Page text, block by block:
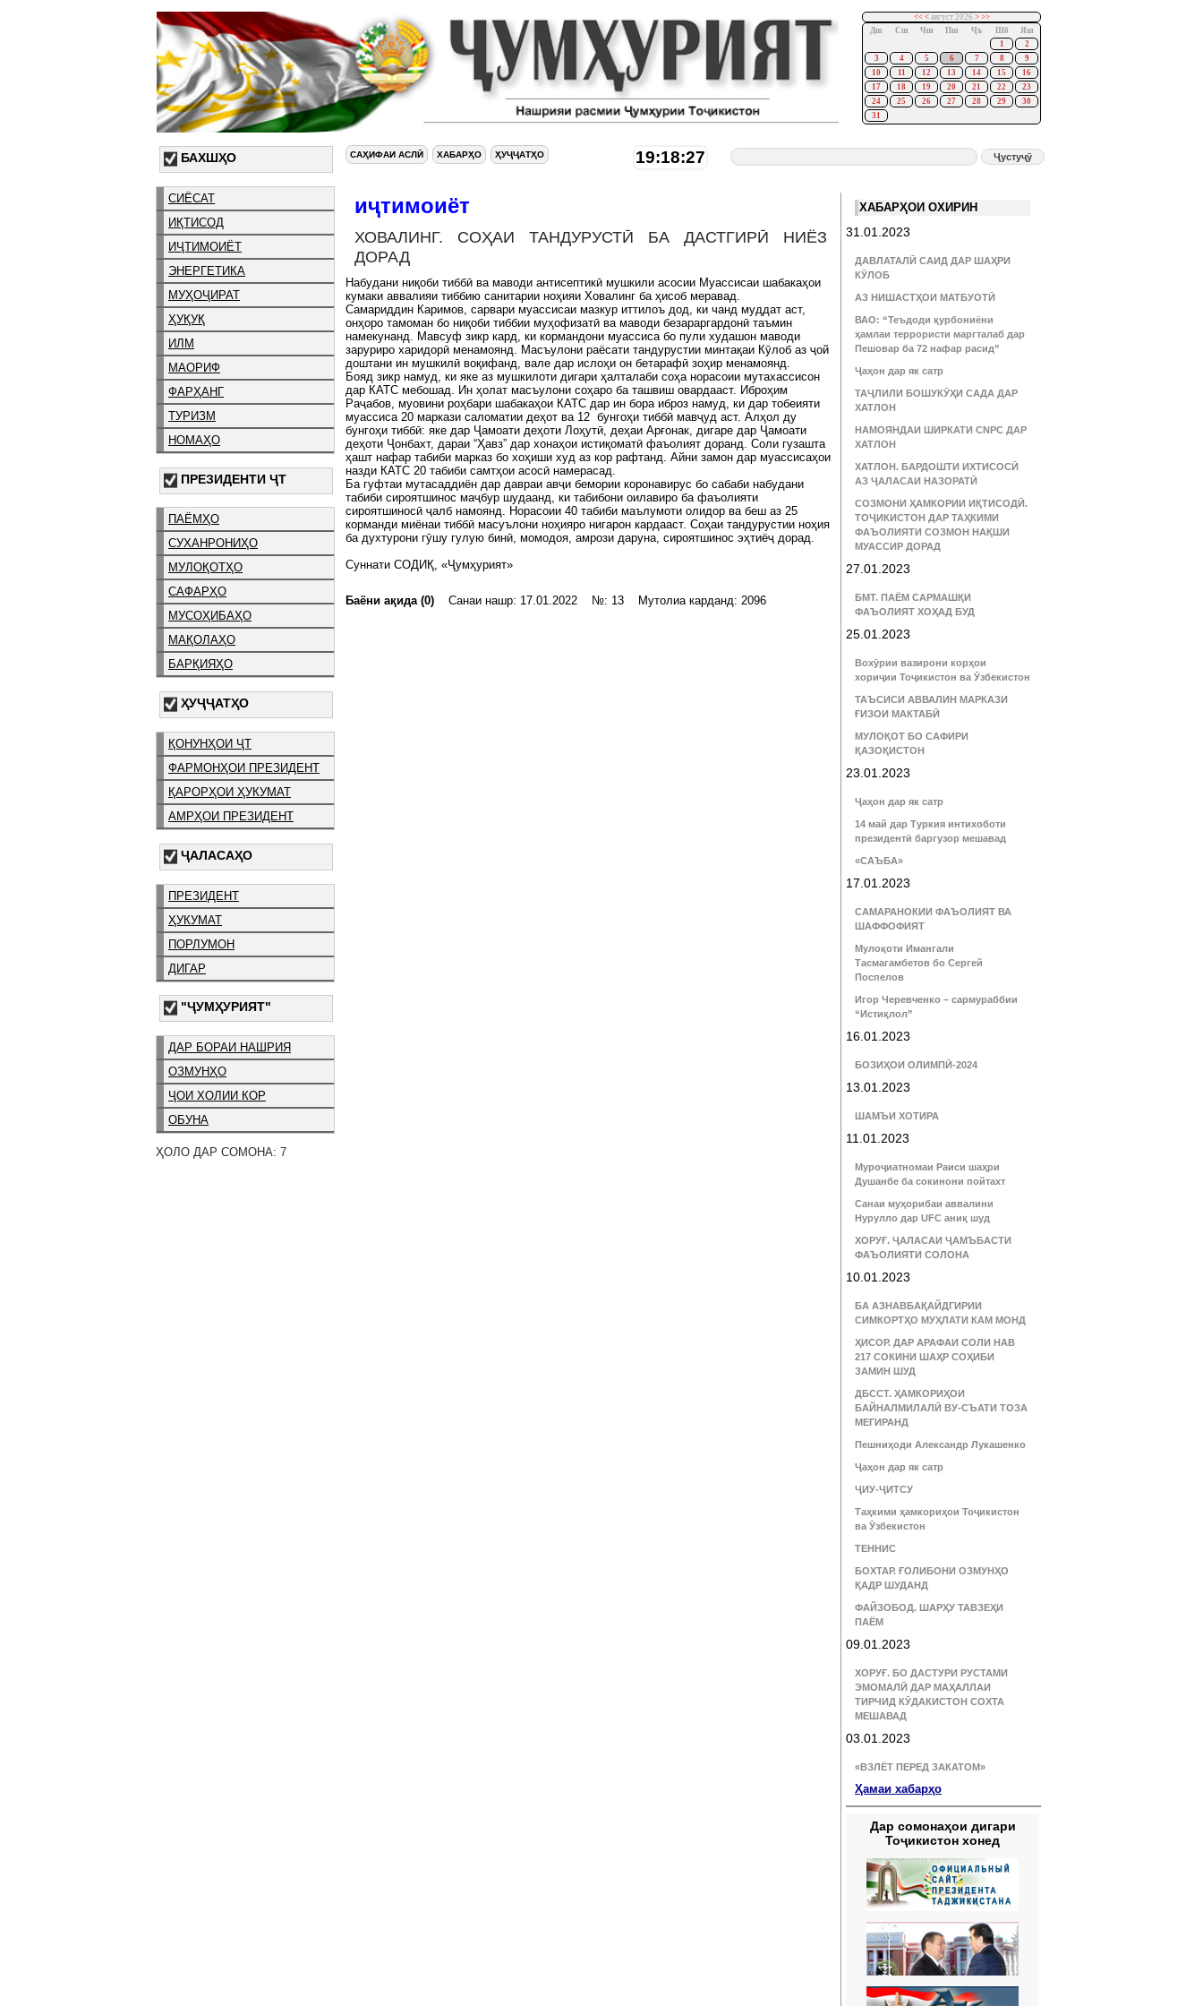
<< <август 2026 > >>
Дш
Сш Чш Пш Ҷъ Шб
Яш
1
2
3
4 5 6 7 8
9
10
11 12 13 14 15
16
17
18 19 20 21 22
23
24
25 26 27 28 29
30
31
БАХШҲО
СИЁСАТ
ИҚТИСОД
ИҶТИМОИЁТ
ЭНЕРГЕТИКА
МУҲОҶИРАТ
ҲУҚУҚ
ИЛМ
МАОРИФ
ФАРҲАНГ
ТУРИЗМ
НОМАҲО
ПРЕЗИДЕНТИ ҶТ
ПАЁМҲО
СУХАНРОНИҲО
МУЛОҚОТҲО
САФАРҲО
МУСОҲИБАҲО
МАҚОЛАҲО
БАРҚИЯҲО
ҲУҶҶАТҲО
ҚОНУНҲОИ ҶТ
ФАРМОНҲОИ ПРЕЗИДЕНТ
ҚАРОРҲОИ ҲУКУМАТ
АМРҲОИ ПРЕЗИДЕНТ
ҶАЛАСАҲО
ПРЕЗИДЕНТ
ҲУКУМАТ
ПОРЛУМОН
ДИГАР
"ҶУМҲУРИЯТ"
ДАР БОРАИ НАШРИЯ
ОЗМУНҲО
ҶОИ ХОЛИИ КОР
ОБУНА
ҲОЛО ДАР СОМОНА: 7
САҲИФАИ АСЛӢ ХАБАРҲО ҲУҶҶАТҲО 19:18:28
иҷтимоиёт
ХОВАЛИНГ. СОҲАИ ТАНДУРУСТӢ БА ДАСТГИРӢ НИЁЗ
ДОРАД
Набудани ниқоби тиббӣ ва маводи антисептикӣ мушкили асосии Муассисаи шабакаҳои
кумаки аввалияи тиббию санитарии ноҳияи Ховалинг ба ҳисоб меравад.
Самариддин Каримов, сарвари муассисаи мазкур иттилоъ дод, ки чанд муддат аст,
онҳоро тамоман бо ниқоби тиббии муҳофизатӣ ва маводи безараргардонӣ таъмин
намекунанд. Мавсуф зикр кард, ки кормандони муассиса бо пули худашон маводи
заруриро харидорӣ менамоянд. Масъулони раёсати тандурустии минтақаи Кӯлоб аз ҷой
доштани ин мушкилӣ воқифанд, вале дар ислоҳи он бетарафӣ зоҳир менамоянд.
Бояд зикр намуд, ки яке аз мушкилоти дигари ҳалталаби соҳа норасоии мутахассисон
дар КАТС мебошад. Ин ҳолат масъулони соҳаро ба ташвиш овардааст. Иброҳим
Раҷабов, муовини роҳбари шабакаҳои КАТС дар ин бора иброз намуд, ки дар тобеияти
муассиса 20 маркази саломатии деҳот ва 12 бунгоҳи тиббӣ мавҷуд аст. Алҳол ду
бунгоҳи тиббӣ: яке дар Ҷамоати деҳоти Лоҳутӣ, деҳаи Арғонак, дигаре дар Ҷамоати
деҳоти Ҷонбахт, дараи “Ҳавз” дар хонаҳои истиқоматӣ фаъолият доранд. Соли гузашта
ҳашт нафар табиби марказ бо хоҳиши худ аз кор рафтанд. Айни замон дар муассисаҳои
назди КАТС 20 табиби самтҳои асосӣ намерасад.
Ба гуфтаи мутасаддиён дар давраи авҷи бемории коронавирус бо сабаби набудани
табиби сироятшинос маҷбур шудаанд, ки табибони оилавиро ба фаъолияти
сироятшиносӣ ҷалб намоянд. Норасоии 40 табиби маълумоти олидор ва беш аз 25
корманди миёнаи тиббӣ масуълони ноҳияро нигарон кардааст. Соҳаи тандурустии ноҳия
ба духтурони гӯшу гулую бинӣ, момодоя, амрози даруна, сироятшинос эҳтиёҷ дорад.
Суннати СОДИҚ, «Ҷумҳурият»
Баёни ақида (0) Санаи нашр: 17.01.2022 №: 13 Мутолиа карданд: 2096
ХАБАРҲОИ ОХИРИН
31.01.2023
ДАВЛАТАЛӢ САИД ДАР ШАҲРИ
КӮЛОБ
АЗ НИШАСТҲОИ МАТБУОТӢ
ВАО: “Теъдоди қурбониёни
ҳамлаи террористи маргталаб дар
Пешовар ба 72 нафар расид”
Ҷаҳон дар як сатр
ТАҶЛИЛИ БОШУКӮҲИ САДА ДАР
ХАТЛОН
НАМОЯНДАИ ШИРКАТИ CNPC ДАР
ХАТЛОН
ХАТЛОН. БАРДОШТИ ИХТИСОСӢ
АЗ ҶАЛАСАИ НАЗОРАТӢ
СОЗМОНИ ҲАМКОРИИ ИҚТИСОДӢ.
ТОҶИКИСТОН ДАР ТАҲКИМИ
ФАЪОЛИЯТИ СОЗМОН НАҚШИ
МУАССИР ДОРАД
27.01.2023
БМТ. ПАЁМ САРМАШҚИ
ФАЪОЛИЯТ ХОҲАД БУД
25.01.2023
Вохӯрии вазирони корҳои
хориҷии Тоҷикистон ва Ӯзбекистон
ТАЪСИСИ АВВАЛИН МАРКАЗИ
ҒИЗОИ МАКТАБӢ
МУЛОҚОТ БО САФИРИ
ҚАЗОҚИСТОН
23.01.2023
Ҷаҳон дар як сатр
14 май дар Туркия интихоботи
президентӣ баргузор мешавад
«САЪБА»
17.01.2023
САМАРАНОКИИ ФАЪОЛИЯТ ВА
ШАФФОФИЯТ
Мулоқоти Имангали
Тасмагамбетов бо Сергей
Поспелов
Игор Черевченко – сармураббии
“Истиқлол”
16.01.2023
БОЗИҲОИ ОЛИМПӢ-2024
13.01.2023
ШАМЪИ ХОТИРА
11.01.2023
Муроҷиатномаи Раиси шаҳри
Душанбе ба сокинони пойтахт
Санаи муҳорибаи аввалини
Нурулло дар UFC аниқ шуд
ХОРУҒ. ҶАЛАСАИ ҶАМЪБАСТИ
ФАЪОЛИЯТИ СОЛОНА
10.01.2023
БА АЗНАВБАҚАЙДГИРИИ
СИМКОРТҲО МУҲЛАТИ КАМ МОНД
ҲИСОР. ДАР АРАФАИ СОЛИ НАВ
217 СОКИНИ ШАҲР СОҲИБИ
ЗАМИН ШУД
ДБССТ. ҲАМКОРИҲОИ
БАЙНАЛМИЛАЛӢ ВУ-СЪАТИ ТОЗА
МЕГИРАНД
Пешниҳоди Александр Лукашенко
Ҷаҳон дар як сатр
ҶИУ-ҶИТСУ
Таҳкими ҳамкориҳои Тоҷикистон
ва Ӯзбекистон
ТЕННИС
БОХТАР. ҒОЛИБОНИ ОЗМУНҲО
ҚАДР ШУДАНД
ФАЙЗОБОД. ШАРҲУ ТАВЗЕҲИ
ПАЁМ
09.01.2023
ХОРУҒ. БО ДАСТУРИ РУСТАМИ
ЭМОМАЛӢ ДАР МАҲАЛЛАИ
ТИРЧИД КӮДАКИСТОН СОХТА
МЕШАВАД
03.01.2023
«ВЗЛЁТ ПЕРЕД ЗАКАТОМ»
Ҳамаи хабарҳо
Дар сомонаҳои дигари
Тоҷикистон хонед